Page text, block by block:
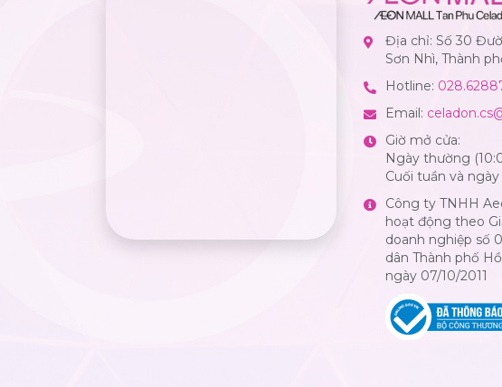
Địa chỉ: Số 30
Sơn Nhì, Thành
Hotline:
Email:
Giờ mở cửa:
Ngày thường
Cuối tuần và
Công ty TNHH
hoạt động theo
doanh nghiệp số
dân Thành phố
ngày 07/10/2011